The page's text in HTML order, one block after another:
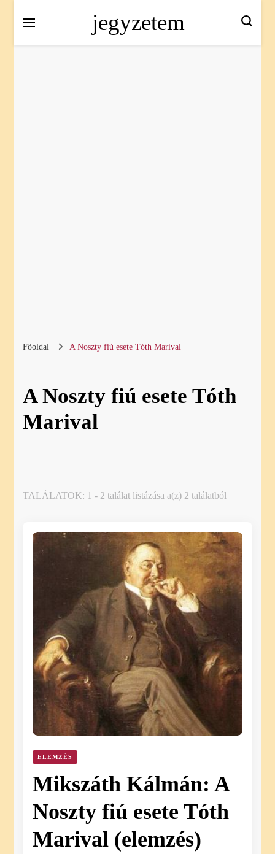
jegyzetem
Főoldal A Noszty fiú esete Tóth Marival
A Noszty fiú esete Tóth
Marival
TALÁLATOK: 1 - 2 találat listázása a(z) 2 találatból
ELEMZÉS
Mikszáth Kálmán: A
Noszty fiú esete Tóth
Marival (elemzés)